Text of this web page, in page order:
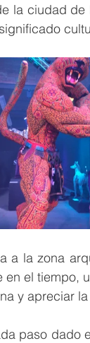
la ciudad de
a la zona
en el tiempo,
y apreciar
paso dado